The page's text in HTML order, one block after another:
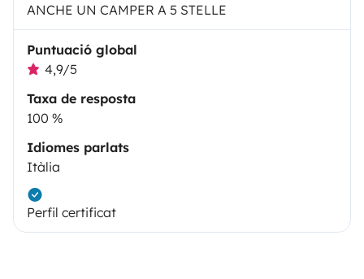
ANCHE UN CAMPER A 5 STELLE
Puntuació global
4,9/5
Taxa de resposta
100 %
Idiomes parlats
Itàlia
Perfil certificat